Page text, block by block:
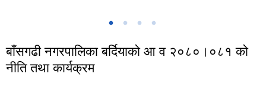
बाँसगढी नगरपालिका बर्दियाको आ व २०८०।०८१ को
नीति तथा कार्यक्रम